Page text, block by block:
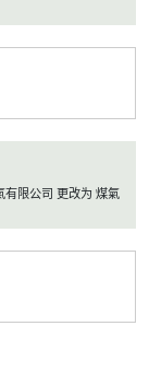
有限公司 更改为 煤氣